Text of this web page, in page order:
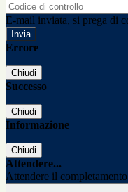
E-mail inviata, si prega di
Errore
Chiudi
Successo
Chiudi
Informazione
Chiudi
Attendere...
Attendere il